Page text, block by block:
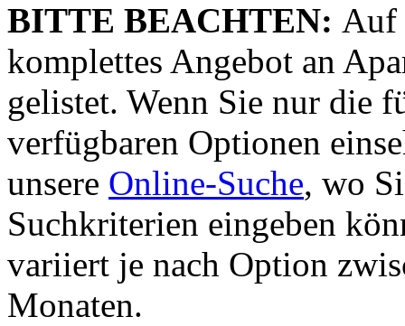
BITTE BEACHTEN: Auf
komplettes Angebot an
gelistet. Wenn Sie nur die
verfügbaren Optionen
unsere Online-Suche, wo
Suchkriterien eingeben
variiert je nach Option
Monaten.